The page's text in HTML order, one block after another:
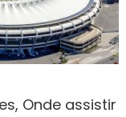
Onde assistir